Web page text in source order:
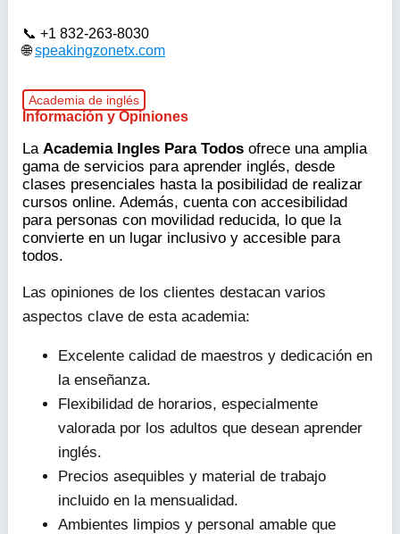
+1 832-263-8030
speakingzonetx.com
Academia de inglés
Información y Opiniones
La Academia Ingles Para Todos ofrece una amplia
gama de servicios para aprender inglés, desde
clases presenciales hasta la posibilidad de realizar
cursos online. Además, cuenta con accesibilidad
para personas con movilidad reducida, lo que la
convierte en un lugar inclusivo y accesible para
todos.
Las opiniones de los clientes destacan varios
aspectos clave de esta academia:
Excelente calidad de maestros y dedicación en
la enseñanza.
Flexibilidad de horarios, especialmente
valorada por los adultos que desean aprender
inglés.
Precios asequibles y material de trabajo
incluido en la mensualidad.
Ambientes limpios y personal amable que